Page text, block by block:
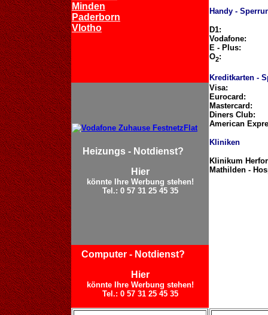
Minden
Paderborn
Vlotho
Handy -
D1:
Vodafone:
E - Plus:
O2:
Kreditkarten -
Heizungs - Notdienst?
Hier
könnte Ihre Werbung stehen!
Tel.: 0 57 31 25 45 35
Visa:
Eurocard:
Mastercard:
Diners Club:
American
Kliniken
Klinikum
Mathilden -
Computer - Notdienst?
Hier
könnte Ihre Werbung stehen!
Tel.: 0 57 31 25 45 35